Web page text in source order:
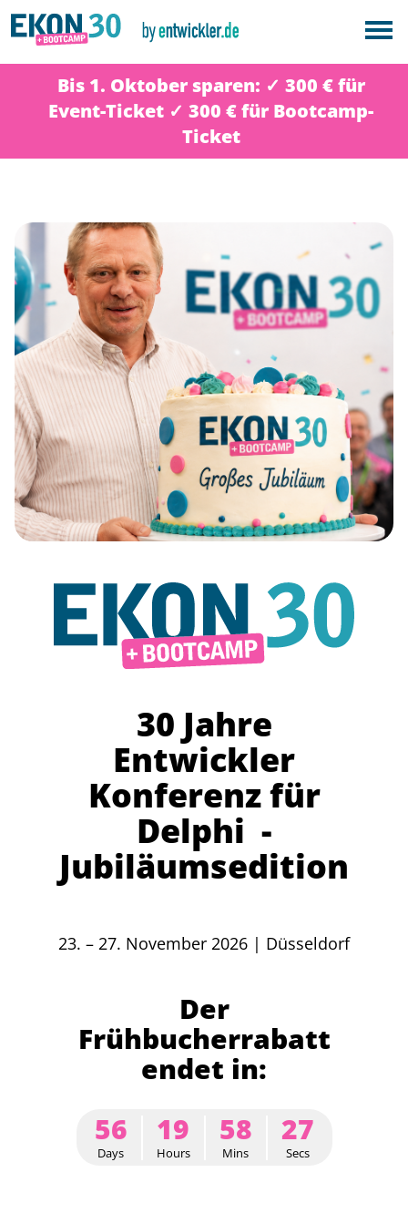
Bis 1. Oktober sparen: ✓ 300 € für
Event-Ticket ✓ 300 € für Bootcamp-
Ticket
30 Jahre
Entwickler
Konferenz für
Delphi -
Jubiläumsedition
23. – 27. November 2026 | Düsseldorf
Der
Frühbucherrabatt
endet in:
56
Days
19
Hours
58
Mins
26
Secs